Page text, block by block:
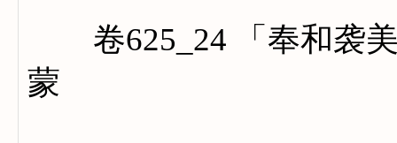
卷625_24 「奉和袭美
蒙